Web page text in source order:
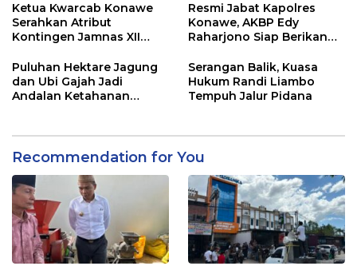
Ketua Kwarcab Konawe
Serahkan Atribut
Kontingen Jamnas XII
Resmi Jabat Kapolres
Konawe, AKBP Edy
Raharjono Siap Berikan
Puluhan Hektare Jagung
dan Ubi Gajah Jadi
Andalan Ketahanan
Serangan Balik, Kuasa
Hukum Randi Liambo
Tempuh Jalur Pidana
Recommendation for You